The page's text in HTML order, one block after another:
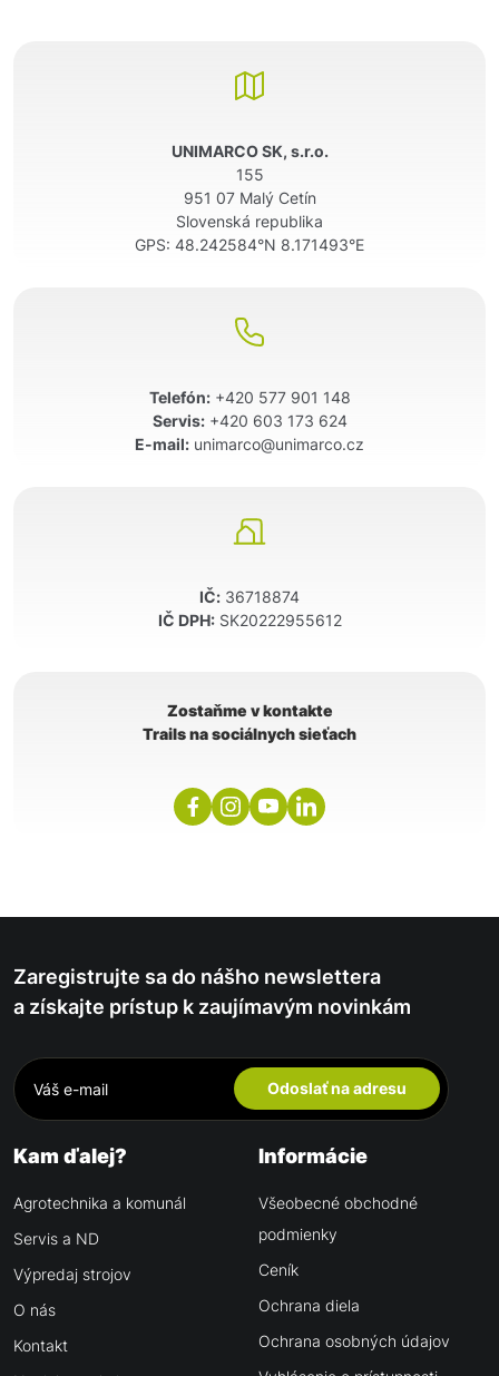
UNIMARCO SK, s.r.o.
155
951 07 Malý Cetín
Slovenská republika
GPS: 48.242584°N 8.171493°E
Telefón: +420 577 901 148
Servis: +420 603 173 624
E-mail: unimarco@unimarco.cz
IČ: 36718874
IČ DPH:SK20222955612
Zostaňme v kontakte
Trails na sociálnych sieťach
Zaregistrujte sa do nášho newslettera
a získajte prístup k zaujímavým novinkám
Odoslať na adresu
Kam ďalej?
Agrotechnika a komunál
Servis a ND
Výpredaj strojov
O nás
Kontakt
Informácie
Všeobecné obchodné
podmienky
Ceník
Ochrana diela
Ochrana osobných údajov